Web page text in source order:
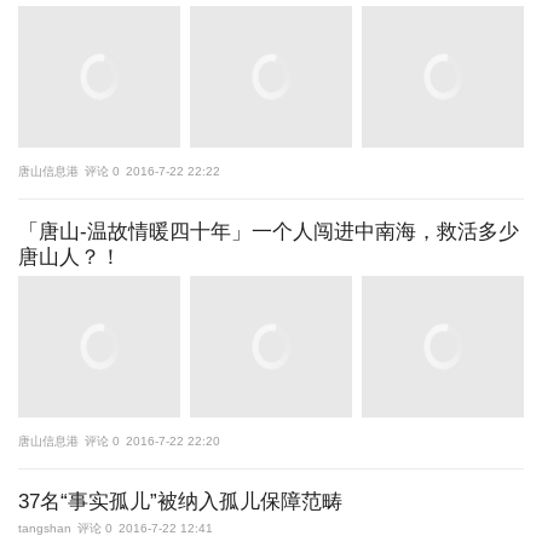
唐山信息港 评论 0 2016-7-22 22:22
「唐山-温故情暖四十年」一个人闯进中南海，救活多少
唐山人？！
唐山信息港 评论 0 2016-7-22 22:20
37名“事实孤儿”被纳入孤儿保障范畴
tangshan 评论 0 2016-7-22 12:41